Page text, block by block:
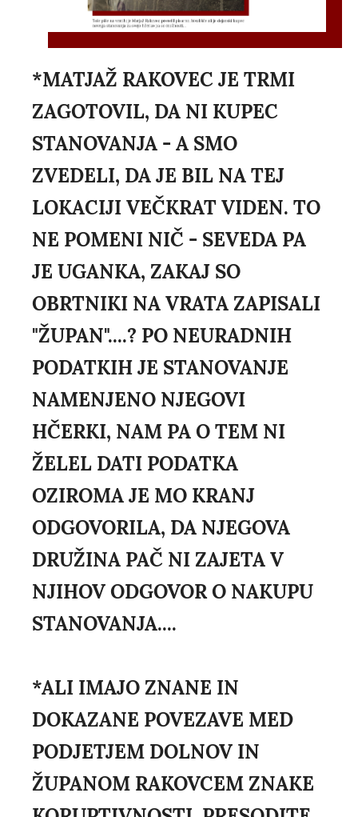
*MATJAŽ RAKOVEC JE TRMI
ZAGOTOVIL, DA NI KUPEC
STANOVANJA - A SMO
ZVEDELI, DA JE BIL NA TEJ
LOKACIJI VEČKRAT VIDEN. TO
NE POMENI NIČ - SEVEDA PA
JE UGANKA, ZAKAJ SO
OBRTNIKI NA VRATA ZAPISALI
"ŽUPAN"....? PO NEURADNIH
PODATKIH JE STANOVANJE
NAMENJENO NJEGOVI
HČERKI, NAM PA O TEM NI
ŽELEL DATI PODATKA
OZIROMA JE MO KRANJ
ODGOVORILA, DA NJEGOVA
DRUŽINA PAČ NI ZAJETA V
NJIHOV ODGOVOR O NAKUPU
STANOVANJA....
*ALI IMAJO ZNANE IN
DOKAZANE POVEZAVE MED
PODJETJEM DOLNOV IN
ŽUPANOM RAKOVCEM ZNAKE